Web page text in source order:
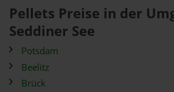
Pellets Preise in der
Seddiner See
Potsdam
Beelitz
Brück